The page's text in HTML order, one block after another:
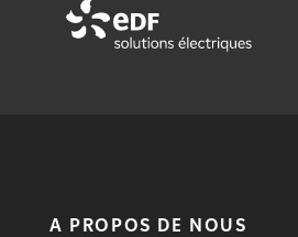
A PROPOS DE NOUS